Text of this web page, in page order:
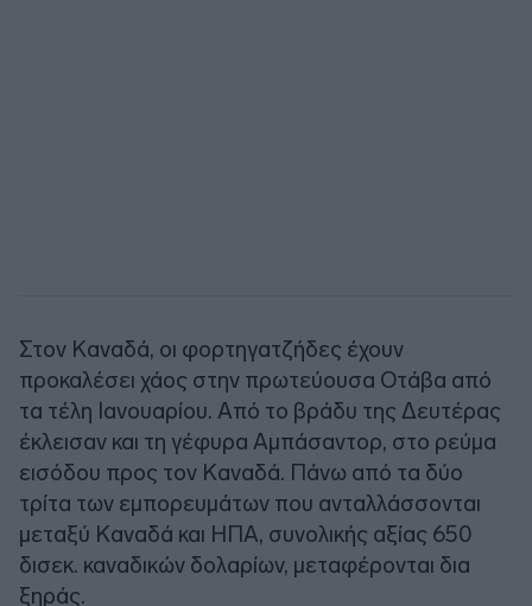
Στον Καναδά, οι φορτηγατζήδες έχουν
προκαλέσει χάος στην πρωτεύουσα Οτάβα από
τα τέλη Ιανουαρίου. Από το βράδυ της Δευτέρας
έκλεισαν και τη γέφυρα Αμπάσαντορ, στο ρεύμα
εισόδου προς τον Καναδά. Πάνω από τα δύο
τρίτα των εμπορευμάτων που ανταλλάσσονται
μεταξύ Καναδά και ΗΠΑ, συνολικής αξίας 650
δισεκ. καναδικών δολαρίων, μεταφέρονται δια
ξηράς.